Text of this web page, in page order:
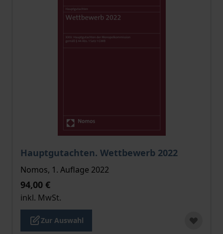
Hauptgutachten. Wettbewerb 2022
Der Preis dieses Titels richtet sich nach der
Nomos, 1. Auflage 2022
94,00 €
inkl. MwSt.
Zur Auswahl